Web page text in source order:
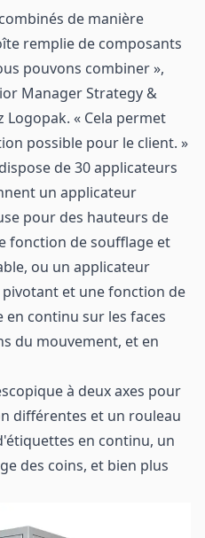
de manière
remplie de composants
pouvons combiner »,
Manager Strategy &
« Cela permet
possible pour le client. »
de 30 applicateurs
un applicateur
pour des hauteurs de
fonction de soufflage et
ou un applicateur
et une fonction de
continu sur les faces
du mouvement, et en
à deux axes pour
différentes et un rouleau
en continu, un
des coins, et bien plus